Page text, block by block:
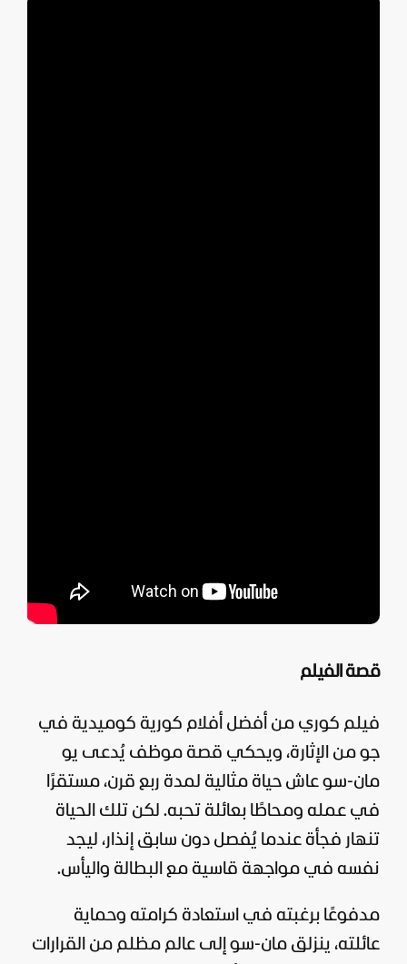
قصة الفيلم
فيلم كوري من أفضل أفلام كورية كوميدية في
جو من الإثارة، ويحكي قصة موظف يُدعى يو
مان-سو عاش حياة مثالية لمدة ربع قرن، مستقرًا
في عمله ومحاطًا بعائلة تحبه. لكن تلك الحياة
تنهار فجأة عندما يُفصل دون سابق إنذار، ليجد
نفسه في مواجهة قاسية مع البطالة واليأس.
مدفوعًا برغبته في استعادة كرامته وحماية
عائلته، ينزلق مان-سو إلى عالم مظلم من القرارات